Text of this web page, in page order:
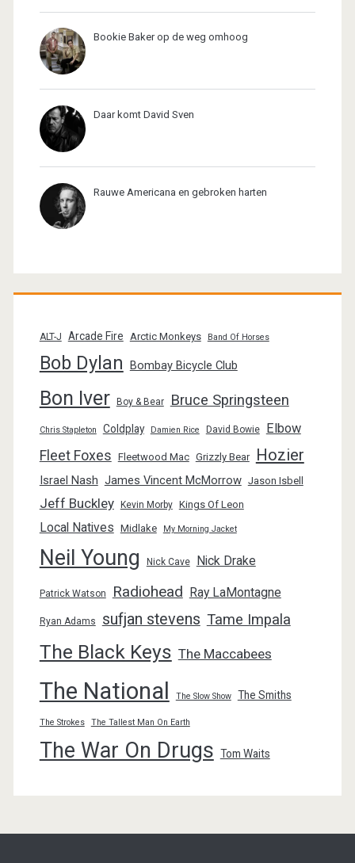
Bookie Baker op de weg omhoog
Daar komt David Sven
Rauwe Americana en gebroken harten
ALT-J Arcade Fire Arctic Monkeys Band Of Horses
Bob Dylan Bombay Bicycle Club
Bon Iver Boy & Bear Bruce Springsteen
Chris Stapleton Coldplay Damien Rice David Bowie Elbow
Fleet Foxes Fleetwood Mac Grizzly Bear Hozier
Israel Nash James Vincent McMorrow Jason Isbell
Jeff Buckley Kevin Morby Kings Of Leon
Local Natives Midlake My Morning Jacket
Neil Young Nick Cave Nick Drake
Patrick Watson Radiohead Ray LaMontagne
Ryan Adams sufjan stevens Tame Impala
The Black Keys The Maccabees
The National The Slow Show The Smiths
The Strokes The Tallest Man On Earth
The War On Drugs Tom Waits